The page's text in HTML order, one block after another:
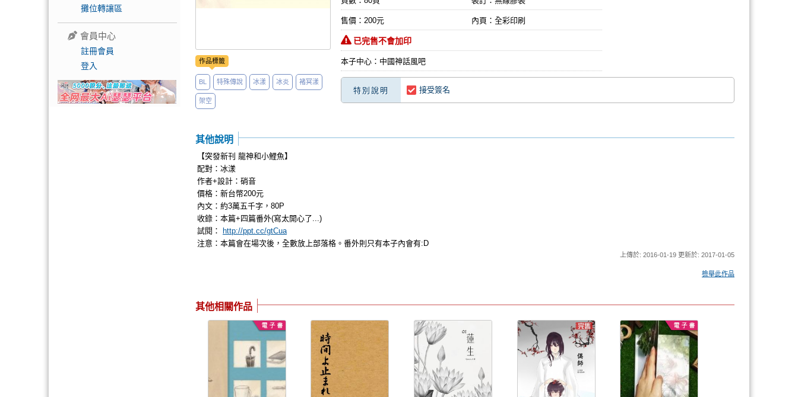
攤位轉讓區
會員中心
註冊會員
登入
作品標籤
BL 特殊傳說 冰漾 冰炎 褚冥漾
架空
售價：200元 內頁：全彩印刷
已完售不會加印
本子中心：中國神話風吧
特別說明 接受簽名
其他說明
【突發新刊 龍神和小鯉魚】
配對：冰漾
作者+設計：硝音
價格：新台幣200元
內文：約3萬五千字，80P
收錄：本篇+四篇番外(寫太開心了...)
試閱：
http://ppt.cc/gtCua
注意：本篇會在場次後，全數放上部落格。番外則只有本子內會有:D
上傳於: 2016-01-19 更新於: 2017-01-05
檢舉此作品
其他相關作品